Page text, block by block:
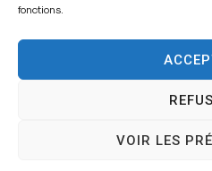
fonctions.
VOIR LES
26 Av. du
77610 –
01 64